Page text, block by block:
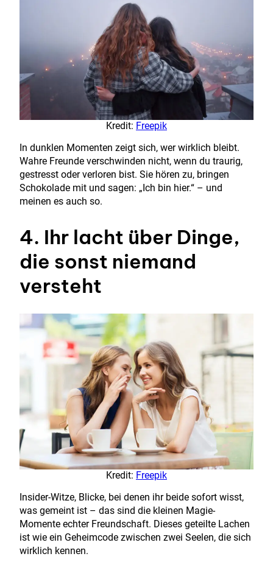
Kredit: Freepik
In dunklen Momenten zeigt sich, wer wirklich bleibt.
Wahre Freunde verschwinden nicht, wenn du traurig,
gestresst oder verloren bist. Sie hören zu, bringen
Schokolade mit und sagen: „Ich bin hier.“ – und
meinen es auch so.
4. Ihr lacht über Dinge,
die sonst niemand
versteht
Kredit: Freepik
Insider-Witze, Blicke, bei denen ihr beide sofort wisst,
was gemeint ist – das sind die kleinen Magie-
Momente echter Freundschaft. Dieses geteilte Lachen
ist wie ein Geheimcode zwischen zwei Seelen, die sich
wirklich kennen.